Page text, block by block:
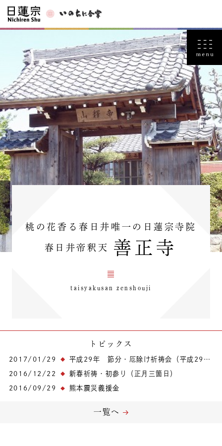
桃の花香る春日井唯一の日蓮宗寺院
春日井帝釈天 善正寺
taisyakusan zenshouji
トピックス
2017/01/29 平成29年 節分・厄除け祈祷会（平成29年2月12日 日曜日）
2016/12/22 新春祈祷・初参り（正月三箇日）
2016/09/29 熊本震災義援金
一覧へ